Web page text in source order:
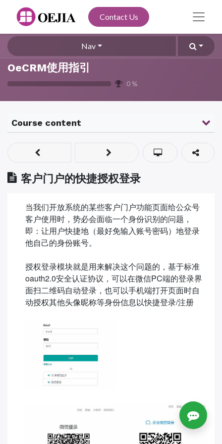
Contact Us
Nav
OeCRM使用指引
0 %
Course content
客户门户的快捷授权登录
当我们开放系统的某些客户门户功能页面给公众号
客户使用时，势必会面临一个身份识别的问题，
即：让用户快捷地（最好免输入账号密码）地登录
他自己的身份账号。
授权登录模块就是用来解决这个问题的，基于标准
oauth2.0安全认证协议，可以在微信PC端的登录界
面扫二维码自动登录，也可以手机端打开页面时自
动授权其他头像昵称等身份信息以快捷登录/注册